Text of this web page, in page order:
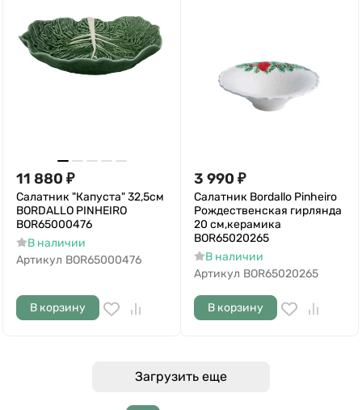
11 880 ₽
Салатник "Капуста" 32,5см
BORDALLO PINHEIRO
BOR65000476
В наличии
Артикул BOR65000476
В корзину
3 990 ₽
Салатник Bordallo Pinheiro
Рождественская гирлянда
20 см,керамика
BOR65020265
В наличии
Артикул BOR65020265
В корзину
Загрузить еще